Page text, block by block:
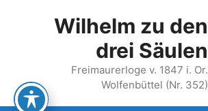
Wilhelm zu den
drei Säulen
Freimaurerloge v. 1847 i. Or.
Wolfenbüttel (Nr. 352)